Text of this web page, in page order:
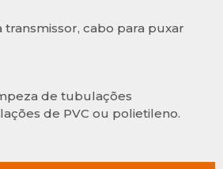
cabo para puxar
de tubulações
de PVC ou polietileno.